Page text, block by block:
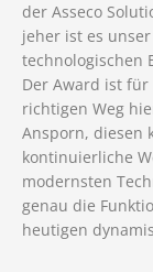
der Asseco
jeher ist es
technologischen
Der Award ist
richtigen Weg
Ansporn, diesen
kontinuierliche
modernsten
genau die
heutigen